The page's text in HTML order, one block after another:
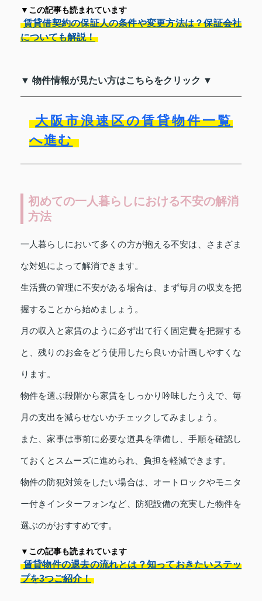
▼この記事も読まれています
賃貸借契約の保証人の条件や変更方法は？保証会社
についても解説！
▼ 物件情報が見たい方はこちらをクリック ▼
大阪市浪速区の賃貸物件一覧
へ進む
初めての一人暮らしにおける不安の解消
方法
一人暮らしにおいて多くの方が抱える不安は、さまざま
な対処によって解消できます。
生活費の管理に不安がある場合は、まず毎月の収支を把
握することから始めましょう。
月の収入と家賃のように必ず出て行く固定費を把握する
と、残りのお金をどう使用したら良いか計画しやすくな
ります。
物件を選ぶ段階から家賃をしっかり吟味したうえで、毎
月の支出を減らせないかチェックしてみましょう。
また、家事は事前に必要な道具を準備し、手順を確認し
ておくとスムーズに進められ、負担を軽減できます。
物件の防犯対策をしたい場合は、オートロックやモニタ
ー付きインターフォンなど、防犯設備の充実した物件を
選ぶのがおすすめです。
▼この記事も読まれています
賃貸物件の退去の流れとは？知っておきたいステッ
プを3つご紹介！